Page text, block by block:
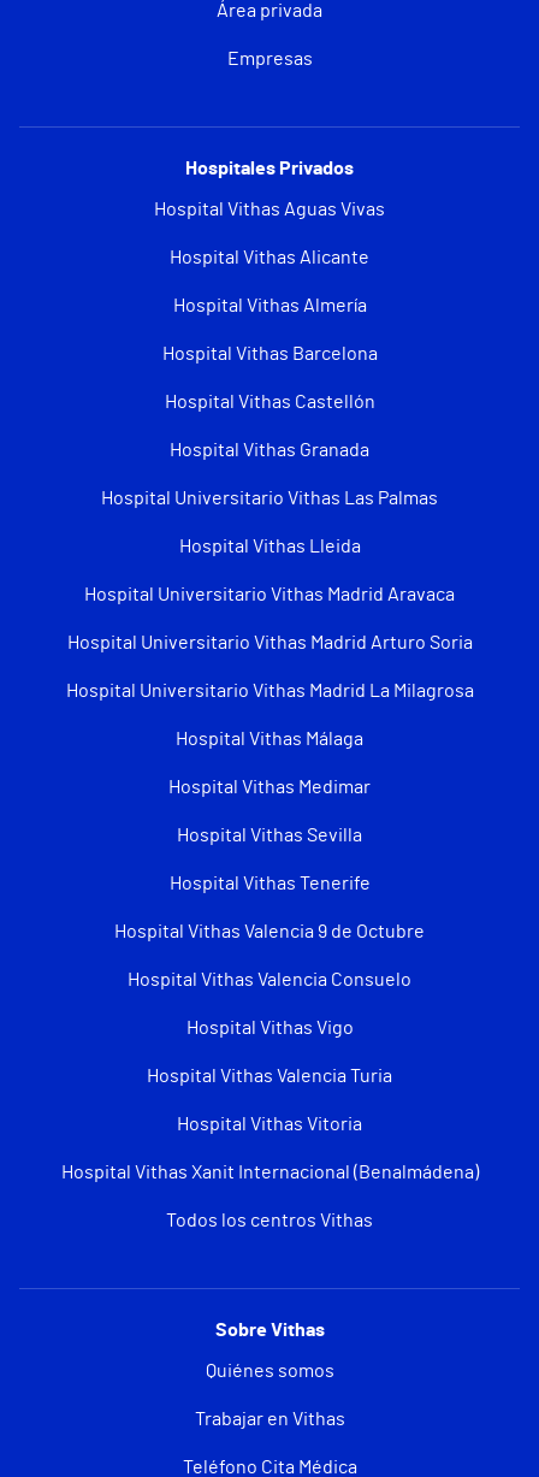
Área privada
Empresas
Hospitales Privados
Hospital Vithas Aguas Vivas
Hospital Vithas Alicante
Hospital Vithas Almería
Hospital Vithas Barcelona
Hospital Vithas Castellón
Hospital Vithas Granada
Hospital Universitario Vithas Las Palmas
Hospital Vithas Lleida
Hospital Universitario Vithas Madrid Aravaca
Hospital Universitario Vithas Madrid Arturo Soria
Hospital Universitario Vithas Madrid La Milagrosa
Hospital Vithas Málaga
Hospital Vithas Medimar
Hospital Vithas Sevilla
Hospital Vithas Tenerife
Hospital Vithas Valencia 9 de Octubre
Hospital Vithas Valencia Consuelo
Hospital Vithas Vigo
Hospital Vithas Valencia Turia
Hospital Vithas Vitoria
Hospital Vithas Xanit Internacional (Benalmádena)
Todos los centros Vithas
Sobre Vithas
Quiénes somos
Trabajar en Vithas
Teléfono Cita Médica